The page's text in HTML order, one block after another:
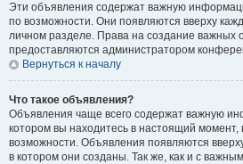
Эти объявления содержат важную
по возможности. Они появляются вверху
личном разделе. Права на создание важных
предоставляются администратором
Вернуться к началу
Что такое объявления?
Объявления чаще всего содержат важную
котором вы находитесь в настоящий
возможности. Объявления появляются
в котором они созданы. Так же, как и с